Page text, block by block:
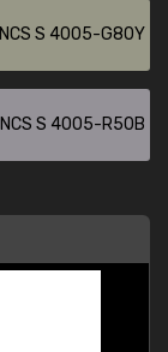
NCS S 4005-G80Y
NCS S 4005-R50B